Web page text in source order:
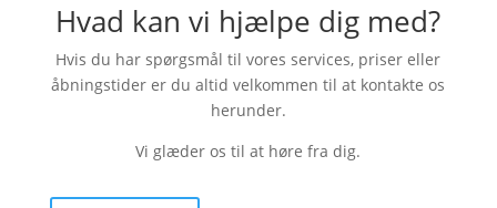
Hvad kan vi hjælpe dig med?
Hvis du har spørgsmål til vores services, priser eller
åbningstider er du altid velkommen til at kontakte os
herunder.
​Vi glæder os til at høre fra dig.